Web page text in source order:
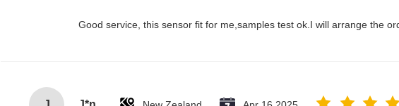
Good service, this sensor fit for me,samples test ok.I will arrange the